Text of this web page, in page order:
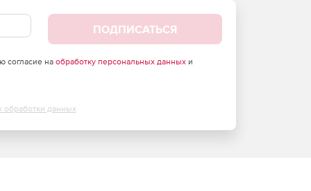
ПОДПИСАТЬСЯ
согласие на обработку персональных данныхи
обработки данных